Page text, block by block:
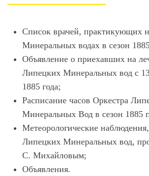
Список врачей, практикующих
Минеральных водах в сезон
Объявление о приехавших на
Липецких Минеральных вод с
1885 года;
Расписание часов Оркестра
Минеральных Вод в сезон 1885
Метеорологические
Липецких Минеральных вод,
С. Михайловым;
Объявления.